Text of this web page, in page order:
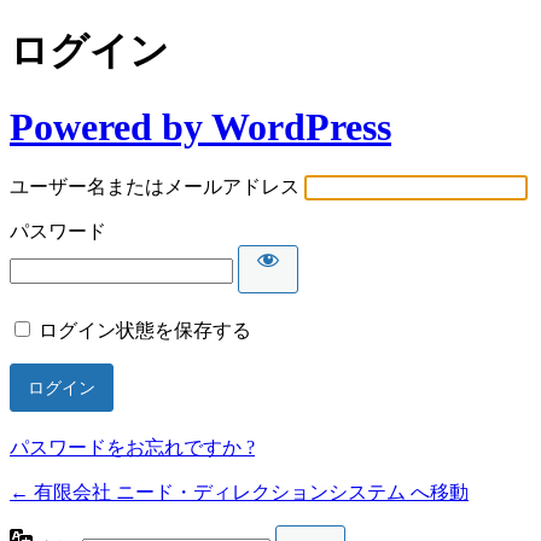
ログイン
Powered by WordPress
ユーザー名またはメールアドレス
パスワード
ログイン状態を保存する
パスワードをお忘れですか ?
← 有限会社 ニード・ディレクションシステム へ移動